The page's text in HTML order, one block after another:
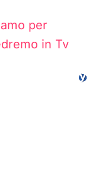
per
in Tv